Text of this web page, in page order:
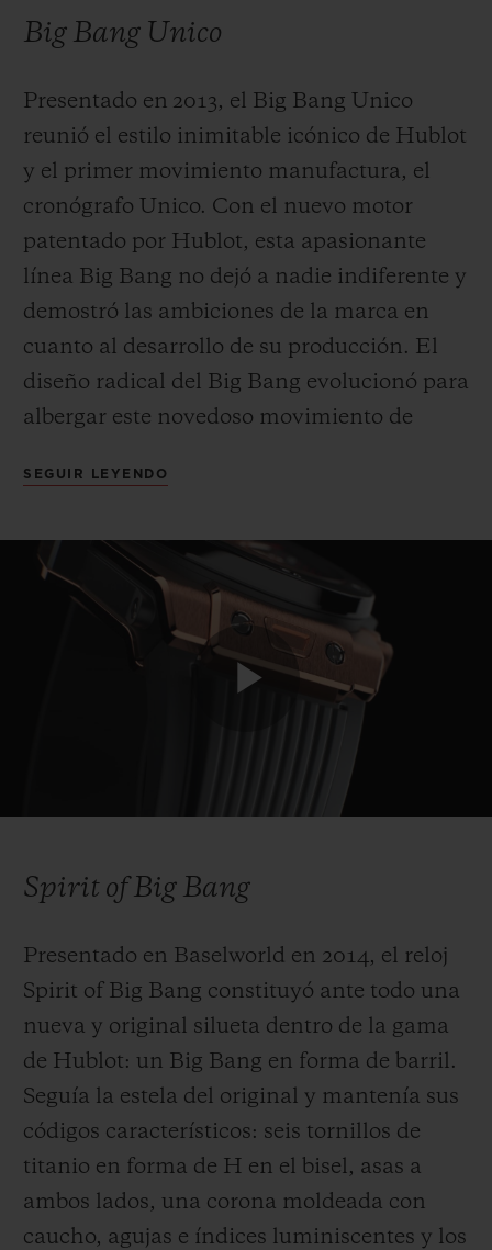
Big Bang Unico
Presentado en 2013, el Big Bang Unico
reunió el estilo inimitable icónico de Hublot
y el primer movimiento manufactura, el
cronógrafo Unico. Con el nuevo motor
patentado por Hublot, esta apasionante
línea Big Bang no dejó a nadie indiferente y
demostró las ambiciones de la marca en
cuanto al desarrollo de su producción. El
diseño radical del Big Bang evolucionó para
albergar este novedoso movimiento de
(cuenta con una reserva de marcha de
poner a cero el cronógrafo), el Big Bang
Unico mostraba una nueva identidad,
gracias a su mecanismo visible a través de
la esfera. Esta construcción totalmente
nueva se vio realzada por una esfera abierta
con cifras redondas dentro de una
imponente caja con pulsadores redondos y
una corona sobremoldeada con caucho. La
de fácil intercambio, se presentaba en
caucho estructurado y acanalado por
primera vez. Cinco años más tarde, el Big
Bang se rediseñó para adaptarse a todos los
tamaños de muñeca y atraer tanto a
hombres como a mujeres. Su nueva caja
unisex, reducida de 45 a 42 mm de
diámetro, incorporaba una versión
totalmente recalibrada del movimiento
Unico, cuyas innovaciones técnicas fueron
objeto de cuatro patentes.
SEGUIR LEYENDO
Spirit of Big Bang
Presentado en Baselworld en 2014, el reloj
Spirit of Big Bang constituyó ante todo una
nueva y original silueta dentro de la gama
de Hublot: un Big Bang en forma de barril.
Seguía la estela del original y mantenía sus
códigos característicos: seis tornillos de
titanio en forma de H en el bisel, asas a
ambos lados, una corona moldeada con
caucho, agujas e índices luminiscentes y los